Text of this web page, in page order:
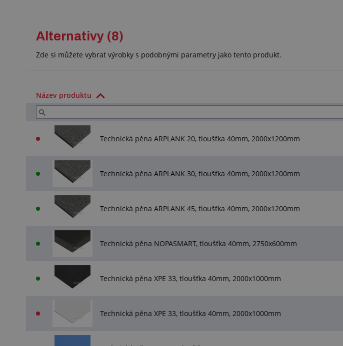
Alternativy (8)
Zde si můžete vybrat výrobky s podobnými parametry jako tento produkt.
Název produktu
Technická pěna ARPLANK 20, tloušťka 40mm, 2000x1200mm
Technická pěna ARPLANK 30, tloušťka 40mm, 2000x1200mm
Technická pěna ARPLANK 45, tloušťka 40mm, 2000x1200mm
Technická pěna NOPASMART, tloušťka 40mm, 2750x600mm
Technická pěna XPE 33, tloušťka 40mm, 2000x1000mm
Technická pěna XPE 33, tloušťka 40mm, 2000x1000mm